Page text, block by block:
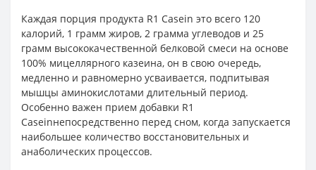
Каждая порция продукта R1 Casein это всего 120
калорий, 1 грамм жиров, 2 грамма углеводов и 25
грамм высококачественной белковой смеси на основе
100% мицеллярного казеина, он в свою очередь,
медленно и равномерно усваивается, подпитывая
мышцы аминокислотами длительный период.
Особенно важен прием добавки R1
Caseinнепосредственно перед сном, когда запускается
наибольшее количество восстановительных и
анаболических процессов.